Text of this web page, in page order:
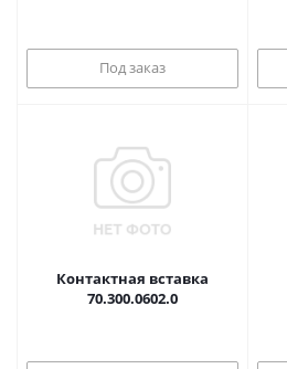
Под заказ
Контактная вставка
70.300.0602.0